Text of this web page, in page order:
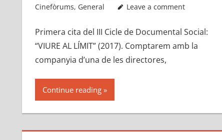
Cinefòrums, General Leave a comment
Primera cita del III Cicle de Documental Social:
“VIURE AL LÍMIT” (2017). Comptarem amb la
companyia d’una de les directores,
Continue reading